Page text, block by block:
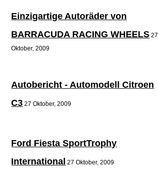
Einzigartige Autoräder von
BARRACUDA RACING WHEELS 27
Oktober, 2009
Autobericht - Automodell Citroen
C3 27 Oktober, 2009
Ford Fiesta SportTrophy
International 27 Oktober, 2009